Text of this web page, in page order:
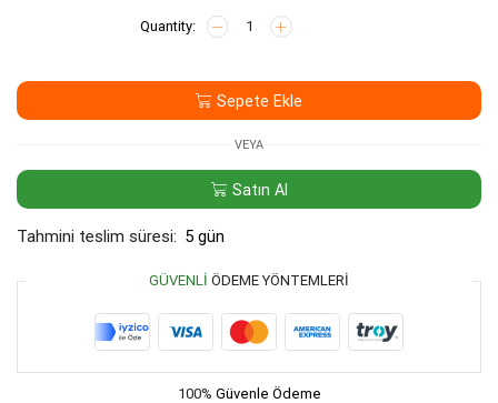
AQUASET
20"
Gac
Karbon
Filtre
adet
Sepete Ekle
VEYA
Satın Al
Tahmini teslim süresi: 5 gün
GÜVENLI ÖDEME YÖNTEMLERI
100% Güvenle Ödeme